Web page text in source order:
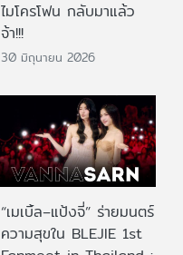
ไมโครโฟน กลับมาแล้ว
จ้า!!!
30 มิถุนายน 2026
“เมเบิ้ล–แป้งจี่” ร่ายมนตร์
ความสุขใน BLEJIE 1st